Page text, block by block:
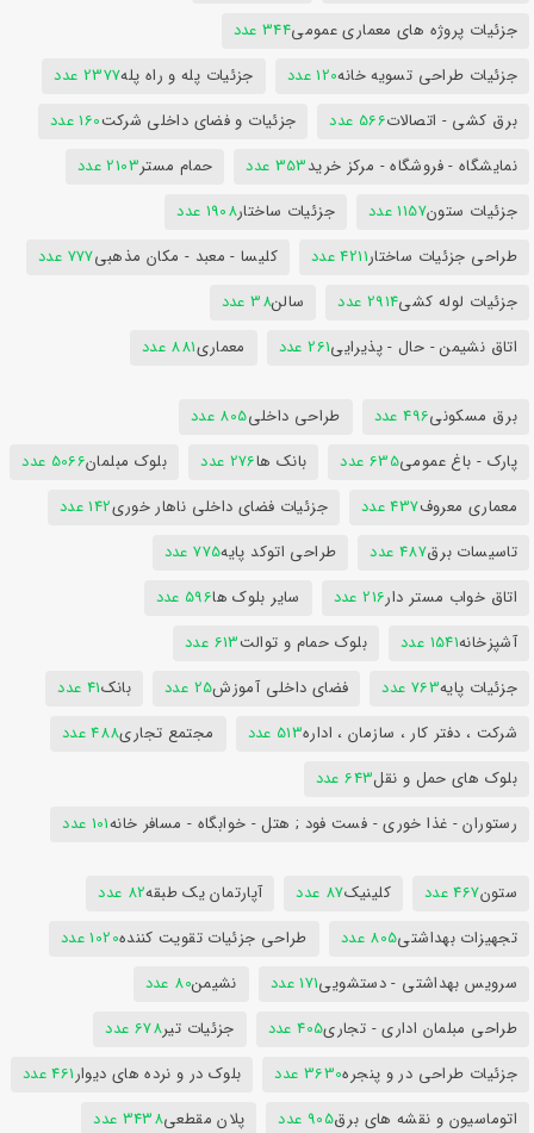
جزئیات پروژه های معماری عمومی344 عدد
جزئیات طراحی تسویه خانه120 عدد جزئیات پله و راه پله2377 عدد
برق کشی - اتصالات566 عدد جزئیات و فضای داخلی شرکت160 عدد
نمایشگاه - فروشگاه - مرکز خرید353 عدد حمام مستر2103 عدد
جزئیات ستون1157 عدد جزئیات ساختار1908 عدد
طراحی جزئیات ساختار4211 عدد کلیسا - معبد - مکان مذهبی777 عدد
جزئیات لوله کشی2914 عدد سالن38 عدد
اتاق نشیمن - حال - پذیرایی261 عدد معماری881 عدد
برق مسکونی496 عدد طراحی داخلی805 عدد
پارک - باغ عمومی635 عدد بانک ها276 عدد بلوک مبلمان5066 عدد
معماری معروف437 عدد جزئیات فضای داخلی ناهار خوری142 عدد
تاسیسات برق487 عدد طراحی اتوکد پایه775 عدد
اتاق خواب مستر دار216 عدد سایر بلوک ها596 عدد
آشپزخانه1541 عدد بلوک حمام و توالت613 عدد
جزئیات پایه763 عدد فضای داخلی آموزش25 عدد بانک41 عدد
شرکت ، دفتر کار ، سازمان ، اداره513 عدد مجتمع تجاری488 عدد
بلوک های حمل و نقل643 عدد
رستوران - غذا خوری - فست فود ; هتل - خوابگاه - مسافر خانه101 عدد
ستون467 عدد کلینیک87 عدد آپارتمان یک طبقه82 عدد
تجهیزات بهداشتی805 عدد طراحی جزئیات تقویت کننده1020 عدد
سرویس بهداشتی - دستشویی171 عدد نشیمن80 عدد
طراحی مبلمان اداری - تجاری405 عدد جزئیات تیر678 عدد
جزئیات طراحی در و پنجره3630 عدد بلوک در و نرده های دیوار461 عدد
اتوماسیون و نقشه های برق905 عدد پلان مقطعی3438 عدد